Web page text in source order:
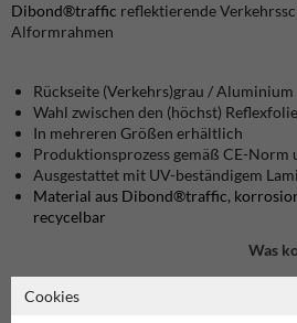
Dibond®traffic reflektierende
Alformrahmen
Rückseite (Verkehrs)grau / Aluminium
Wahl zwischen den (höchst)
In mehreren Größen erhältlich
Produktionsprozess gemäß CE-Norm
Ausgestattet mit UV-beständigem
Material aus Dibond®traffic,
recycelbar
Was
Cookies